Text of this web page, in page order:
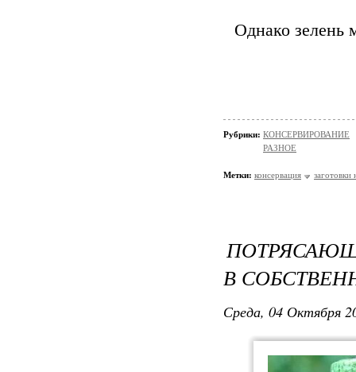
Однако зелень
Рубрики: КОНСЕРВИРОВАНИЕ
РАЗНОЕ
Метки: консервация заготовки
В
Среда, 04 Октября